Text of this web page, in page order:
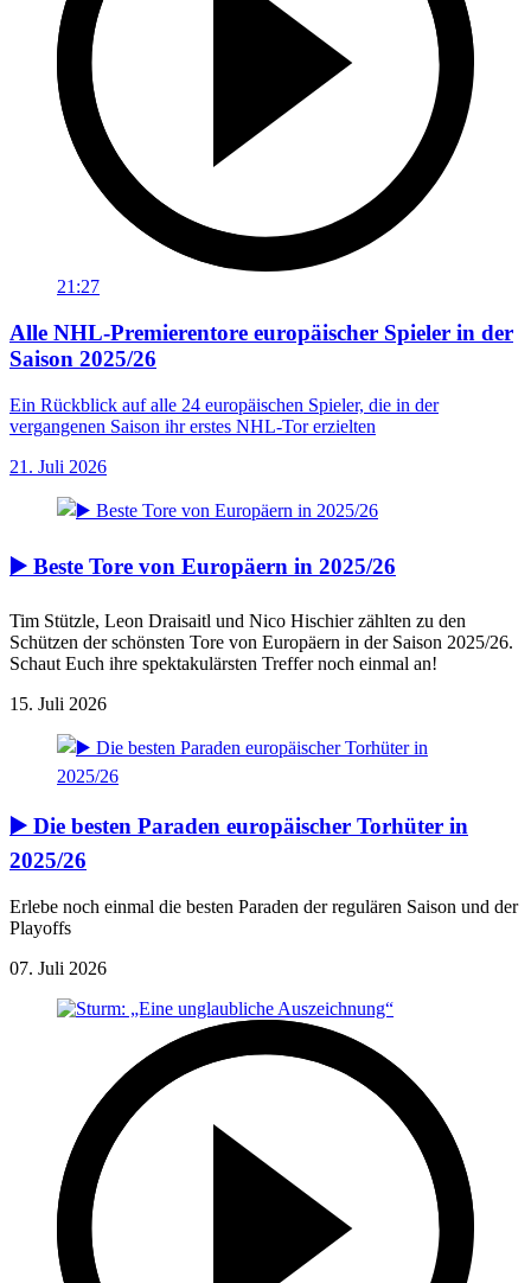
21:27
Alle NHL-Premierentore europäischer Spieler in der
Saison 2025/26
Ein Rückblick auf alle 24 europäischen Spieler, die in der
vergangenen Saison ihr erstes NHL-Tor erzielten
21. Juli 2026
▶️ Beste Tore von Europäern in 2025/26
Tim Stützle, Leon Draisaitl und Nico Hischier zählten zu den
Schützen der schönsten Tore von Europäern in der Saison 2025/26.
Schaut Euch ihre spektakulärsten Treffer noch einmal an!
15. Juli 2026
▶️ Die besten Paraden europäischer Torhüter in
2025/26
Erlebe noch einmal die besten Paraden der regulären Saison und der
Playoffs
07. Juli 2026